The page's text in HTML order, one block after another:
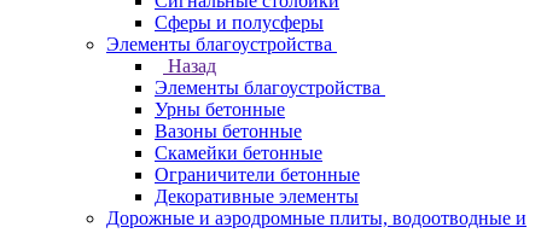
Сферы и полусферы
Элементы благоустройства
Назад
Элементы благоустройства
Урны бетонные
Вазоны бетонные
Скамейки бетонные
Ограничители бетонные
Декоративные элементы
Дорожные и аэродромные плиты, водоотводные и